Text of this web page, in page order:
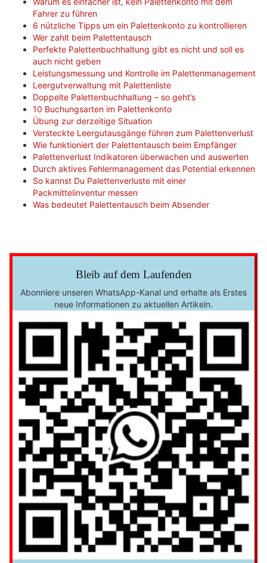
Fahrer zu führen
6 nützliche Tipps um ein Palettenkonto zu kontrollieren
Wer zahlt beim Palettentausch
Perfekte Palettenbuchhaltung gibt es nicht und soll es
auch nicht geben
Leistungsmessung und Kontrolle im Palettenmanagement
Leergutverwaltung mit Palettenliste
Doppelte Palettenbuchhaltung – so geht’s
10 Buchungsarten im Palettenkonto
Übung zur derzeitige Situation
Versteckte Leergutausgänge führen zum Palettenverlust
Wie funktioniert der Palettentausch beim Empfänger
Palettenverlust Indikatoren überwachen und auswerten
Durch aktives Fehlermanagement das Potential erkennen
So kannst Du Palettenverluste mit einer
Packmittelinventur messen
Was bedeutet Palettentausch beim Absender
Bleib auf dem Laufenden
Abonniere unseren WhatsApp-Kanal und erhalte als Erstes
neue Informationen zu aktuellen Artikeln.